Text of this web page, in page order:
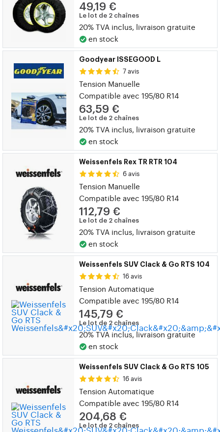
49,19 €
Le lot de 2 chaînes
20% TVA inclus, livraison gratuite
en stock
Goodyear ISSEGOOD L
7 avis
Tension Manuelle
Compatible avec 195/80 R14
63,59 €
Le lot de 2 chaînes
20% TVA inclus, livraison gratuite
en stock
Weissenfels Rex TR RTR 104
6 avis
Tension Manuelle
Compatible avec 195/80 R14
112,79 €
Le lot de 2 chaînes
20% TVA inclus, livraison gratuite
en stock
Weissenfels SUV Clack & Go RTS 104
16 avis
Tension Automatique
Compatible avec 195/80 R14
145,79 €
Le lot de 2 chaînes
20% TVA inclus, livraison gratuite
en stock
Weissenfels SUV Clack & Go RTS 105
16 avis
Tension Automatique
Compatible avec 195/80 R14
204,68 €
Le lot de 2 chaînes